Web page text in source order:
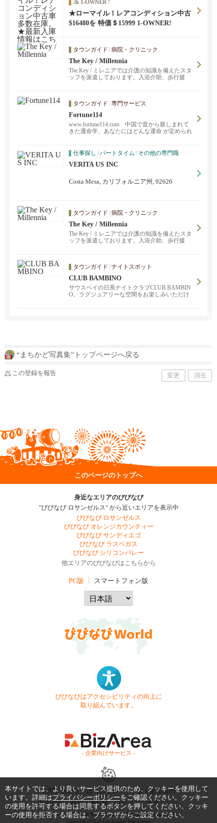
3k 1-OWNER !
★ローマイル！レアコンディション中古
車多数在庫。★最新入庫情報はこちらか
ら https://www.instagram.com/abautotow
$16480を 特価＄15999 1-OWNER!
タウンガイド /病院・クリニック
The Key / Millennia
The Key / ミレニアでは介護の知識を備えたスタ
ッフを派遣しております。入浴介助、歩行援
タウンガイド /専門サービス
Fortune114
www.fortune114.com 中国で昔から親しまれて
きた運命学、あなたにはどんな運命 が定められ
ときます。QR Codeは私たちの運命学のいろん
なアチクルにつながります。または上の ”www.f
ortune114.com" を押してください。 ご連絡をお
88@gmail.com
仕事探し /パートタイム / その他の専門職
VERITA US INC
Costa Mesa, カリフォルニア州, 92626
タウンガイド /病院・クリニック
The Key / Millennia
The Key / ミレニアでは介護の知識を備えたスタ
ッフを派遣しております。入浴介助、歩行援
タウンガイド /ナイトスポット
CLUB BAMBINO
サウスベイの日系ナイトクラブCLUB BAMBIN
O。ラグジュアリーな空間をお楽しみいただけ
“まちかど写真集”トップページへ戻る
この登録を報告 変更 消去
このページのトップへ
身近なエリアのびびなび
"びびなび ロサンゼルス" から近いエリアを表示中
びびなび ロサンゼルス
びびなび オレンジカウンティー
びびなび サンディエゴ
びびなび ラスベガス
びびなび シリコンバレー
他エリアのびびなびはこちらから
PC版 スマートフォン版
びびなびはアクセシビリティの向上に
取り組んでいます。
- 企業向けサービス -
お問い合わせ はじめてガイド
よくある質問
利用規約
商標・著作権 プライバシーポリシー
Copyright © 1999-2026 Vivid Navigation, Inc. All Rights Reserved.
Server US (75) @ Los Angeles Data Center
本サイトでは、より良いサービス提供のため、クッキーを使用して
います。詳細はプライバシーポリシーをご確認ください。クッキー
の使用を許可する場合は同意するボタンを押してください。クッキ
ーの使用を拒否する場合は、ブラウザからご設定ください。